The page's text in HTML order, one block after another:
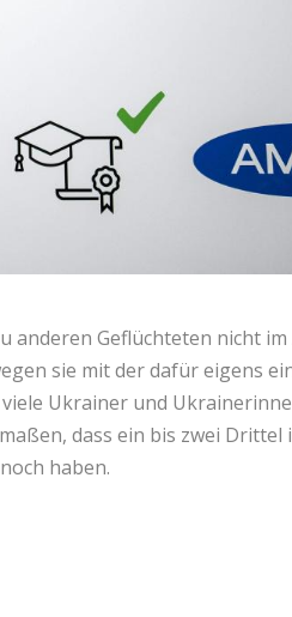
anderen Geflüchteten nicht im
sie mit der dafür eigens
Ukrainer und
dass ein bis zwei Drittel
haben.